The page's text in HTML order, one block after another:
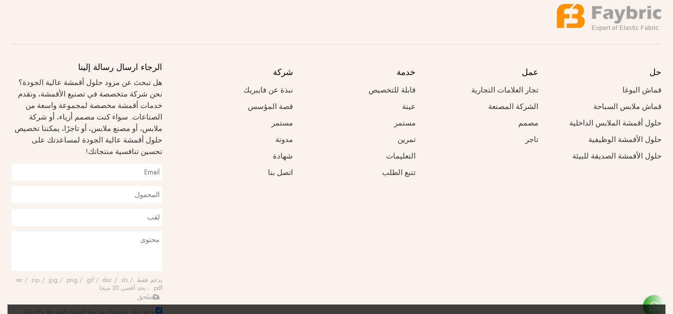
حل
قماش اليوغا
قماش ملابس السباحة
حلول أقمشة الملابس الداخلية
حلول الأقمشة الوظيفية
حلول الأقمشة الصديقة للبيئة
عمل
تجار العلامات التجارية
الشركة المصنعة
مصمم
تاجر
خدمة
قابلة للتخصيص
عينة
مستمر
تمرين
التعليمات
تتبع الطلب
شركة
نبذة عن فايبريك
قصة المؤسس
مستمر
مدونة
شهادة
اتصل بنا
الرجاء ارسال رسالة إلينا
هل تبحث عن مزود حلول أقمشة عالية الجودة؟
نحن شركة متخصصة في تصنيع الأقمشة، ونقدم
خدمات أقمشة مخصصة لمجموعة واسعة من
الصناعات. سواء كنت مصمم أزياء، أو شركة
ملابس، أو مصنع ملابس، أو تاجرًا، يمكننا تخصيص
حلول أقمشة عالية الجودة لمساعدتك على
تحسين تنافسية منتجاتك!
يدعم فقط .rar / .zip / .jpg / .png / .gif / .doc / .xls /
.pdf ، بحد أقصى 20 ميجا
ملحق
توافق على استخدام شروط الخدمة,